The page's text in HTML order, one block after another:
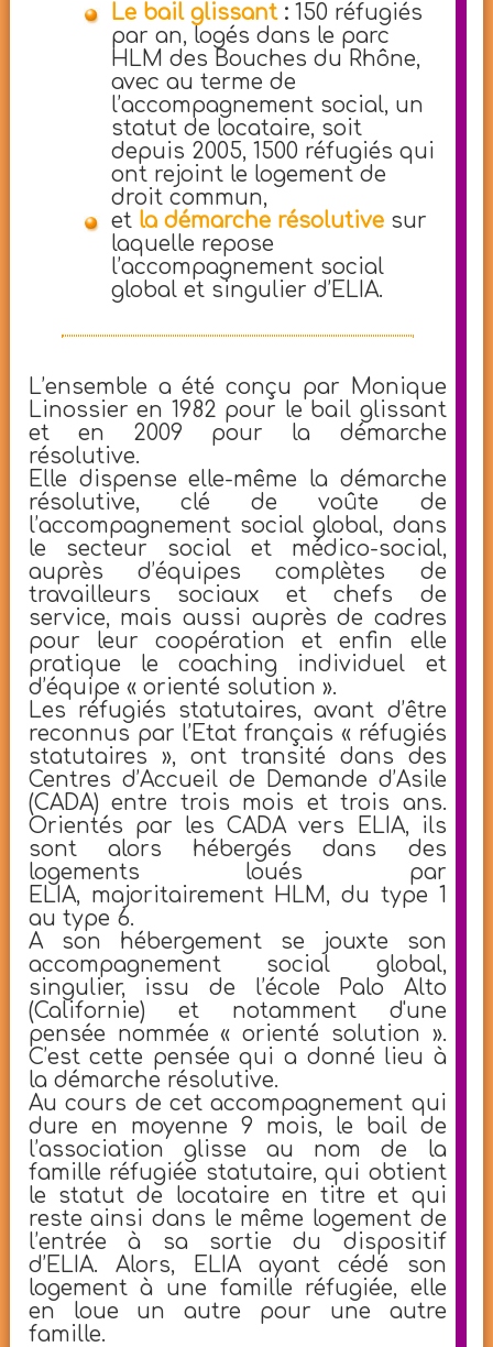
Le bail glissant:150 réfugiés
par an, logés dans le parc
HLM des Bouches du Rhône,
avec au terme de
l’accompagnement social, un
statut de locataire, soit
depuis 2005, 1500 réfugiés qui
ont rejoint le logement de
droit commun,
et la démarche résolutivesur
laquelle repose
l’accompagnement social
global et singulier d’ELIA.
L’ensemble a été conçu par Monique
Linossier en 1982 pour le bail glissant
et en 2009 pour la démarche
résolutive.
Elle dispense elle-même la démarche
résolutive, clé de voûte de
l’accompagnement social global, dans
le secteur social et médico-social,
auprès d’équipes complètes de
travailleurs sociaux et chefs de
service, mais aussi auprès de cadres
pour leur coopération et enfin elle
pratique le coaching individuel et
d’équipe « orienté solution ».
Les réfugiés statutaires, avant d’être
reconnus par l’Etat français « réfugiés
statutaires », ont transité dans des
Centres d’Accueil de Demande d’Asile
(CADA) entre trois mois et trois ans.
Orientés par les CADA vers ELIA, ils
sont alors hébergés dans des
logements loués par
ELIA, majoritairement HLM, du type 1
au type 6.
A son hébergement se jouxte son
accompagnement social global,
singulier, issu de l’école Palo Alto
(Californie) et notamment d'une
pensée nommée « orienté solution ».
C’est cette pensée qui a donné lieu à
la démarche résolutive.
Au cours de cet accompagnement qui
dure en moyenne 9 mois, le bail de
l’association glisse au nom de la
famille réfugiée statutaire, qui obtient
le statut de locataire en titre et qui
reste ainsi dans le même logement de
l’entrée à sa sortie du dispositif
d’ELIA. Alors, ELIA ayant cédé son
logement à une famille réfugiée, elle
en loue un autre pour une autre
famille.